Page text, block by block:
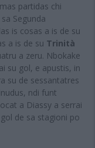
partidas chi
Segunda
is cosas a is de su
a is de su Trinità
a zeru. Nbokake
su gol, e apustis, in
su de sessantatres
ndi funt
a Diassy a serrai
de sa stagioni po